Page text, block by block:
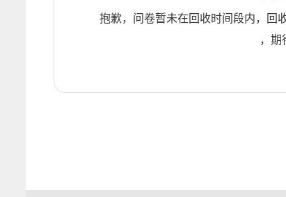
抱歉，问卷暂未在回收时间段内，回
，期